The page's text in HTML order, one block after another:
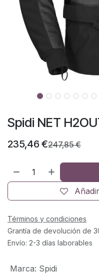
Spidi NET
235,46 €247,85€
Términos y condiciones
Grantía de devolución de
Envío: 2-3 días laborables
Marca: Spidi